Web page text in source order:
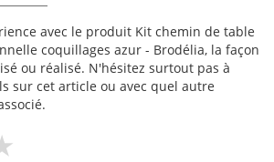
avec le produit Kit chemin de table
coquillages azur - Brodélia, la façon
ou réalisé. N'hésitez surtout pas à
sur cet article ou avec quel autre